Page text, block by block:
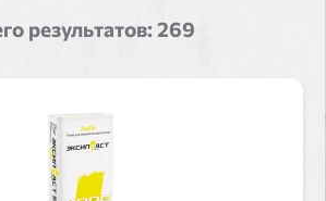
результатов:269